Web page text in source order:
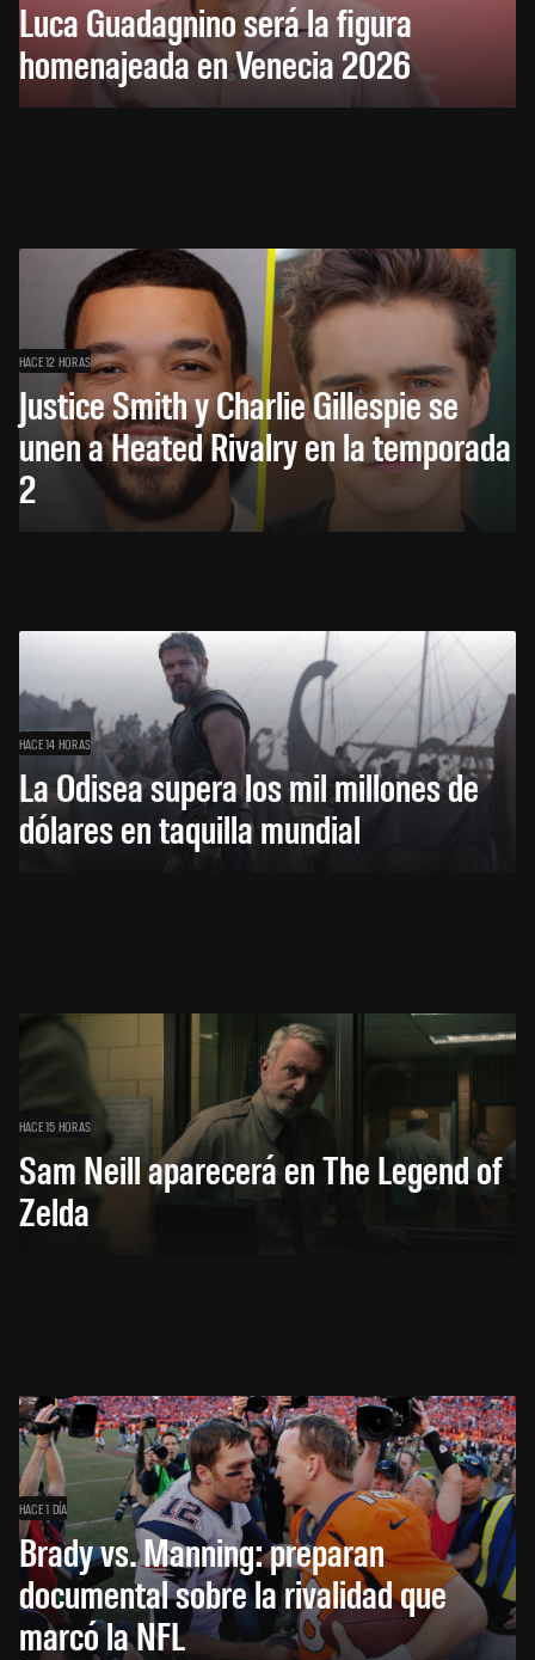
Luca Guadagnino será la figura
homenajeada en Venecia 2026
HACE 12 HORAS
Justice Smith y Charlie Gillespie se
unen a Heated Rivalry en la temporada
2
HACE 14 HORAS
La Odisea supera los mil millones de
dólares en taquilla mundial
HACE 15 HORAS
Sam Neill aparecerá en The Legend of
Zelda
HACE 1 DÍA
Brady vs. Manning: preparan
documental sobre la rivalidad que
marcó la NFL